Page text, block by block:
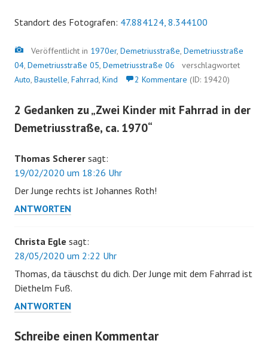
Standort des Fotografen: 47.884124, 8.344100
Bild
Veröffentlicht in 1970er, Demetriusstraße Demetriusstraße
04 Demetriusstraße 05 Demetriusstraße 06
verschlagwortet
Auto Baustelle Fahrrad Kind 2 Kommentare (ID: 19420)
2 Gedanken zu „Zwei Kinder mit Fahrrad in der
Demetriusstraße, ca. 1970“
Thomas Scherer sagt:
19/02/2020 um 18:26 Uhr
Der Junge rechts ist Johannes Roth!
ANTWORTEN
Christa Egle sagt:
28/05/2020 um 2:22 Uhr
Thomas, da täuschst du dich. Der Junge mit dem Fahrrad ist
Diethelm Fuß.
ANTWORTEN
Schreibe einen Kommentar